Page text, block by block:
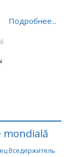
Подробнее...
mondială
Вседержитель